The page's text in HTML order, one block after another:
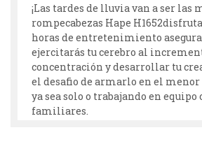
¡Las tardes de lluvia van a ser las
rompecabezas Hape
horas de entretenimiento
ejercitarás tu cerebro al
concentración y desarrollar tu
el desafio de armarlo en el
ya sea solo o trabajando en equipo
familiares.